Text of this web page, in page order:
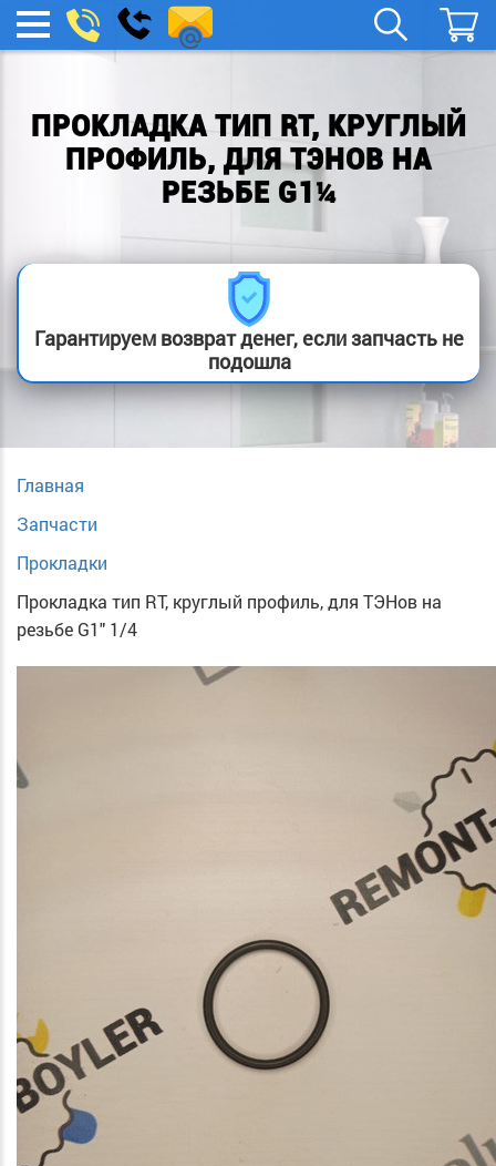
МЕНЮ
boylera@yandex.ru
Заказать
звонок
ПРОКЛАДКА ТИП RT, КРУГЛЫЙ
ПРОФИЛЬ, ДЛЯ ТЭНОВ НА
РЕЗЬБЕ G1¼
Гарантируем возврат денег, если запчасть не
подошла
Главная
Запчасти
Прокладки
Прокладка тип RT, круглый профиль, для ТЭНов на
резьбе G1" 1/4